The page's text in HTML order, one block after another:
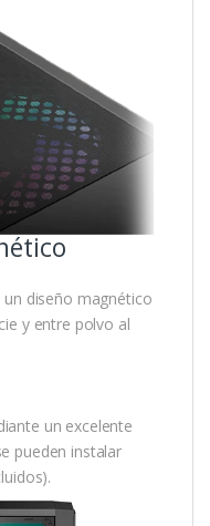
diseño magnético
y entre polvo al
un excelente
pueden instalar